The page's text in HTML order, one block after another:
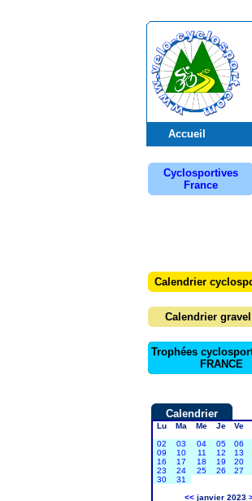
Accueil
Cyclosportives
France
Calendrier
Calendrier gravel
Trophées
FRANCE
Calendrier
Lu Ma Me Je Ve
02
03 04 05 06
09
10 11 12 13
16
17 18 19 20
23
24 25 26 27
30
31
<<janvier 2023